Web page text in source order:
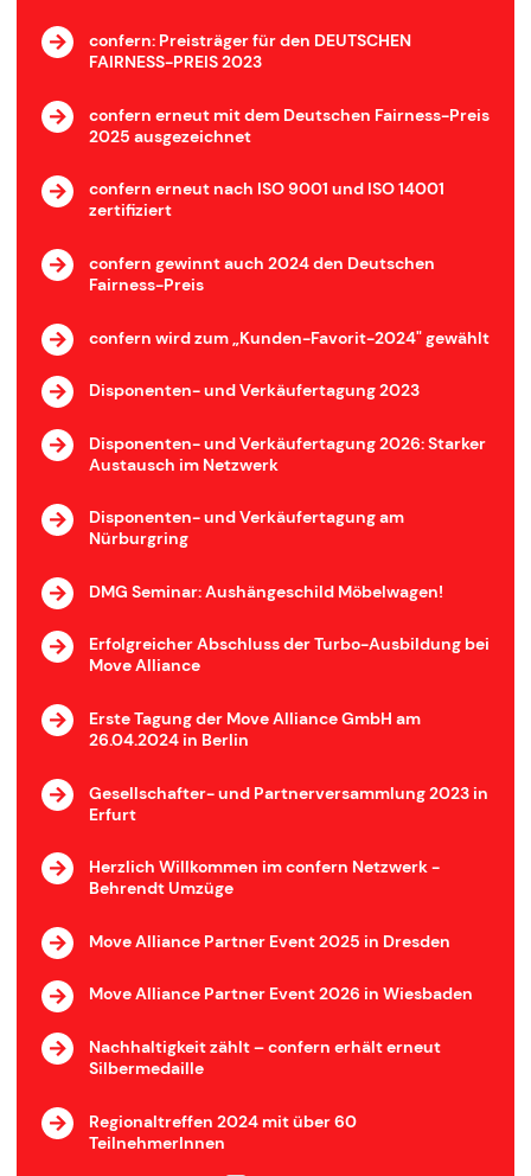
confern: Preisträger für den DEUTSCHEN
FAIRNESS-PREIS 2023
confern erneut mit dem Deutschen Fairness-Preis
2025 ausgezeichnet
confern erneut nach ISO 9001 und ISO 14001
zertifiziert
confern gewinnt auch 2024 den Deutschen
Fairness-Preis
confern wird zum „Kunden-Favorit-2024" gewählt
Disponenten- und Verkäufertagung 2023
Disponenten- und Verkäufertagung 2026: Starker
Austausch im Netzwerk
Disponenten- und Verkäufertagung am
Nürburgring
DMG Seminar: Aushängeschild Möbelwagen!
Erfolgreicher Abschluss der Turbo-Ausbildung bei
Move Alliance
Erste Tagung der Move Alliance GmbH am
26.04.2024 in Berlin
Gesellschafter- und Partnerversammlung 2023 in
Erfurt
Herzlich Willkommen im confern Netzwerk -
Behrendt Umzüge
Move Alliance Partner Event 2025 in Dresden
Move Alliance Partner Event 2026 in Wiesbaden
Nachhaltigkeit zählt – confern erhält erneut
Silbermedaille
Regionaltreffen 2024 mit über 60
TeilnehmerInnen